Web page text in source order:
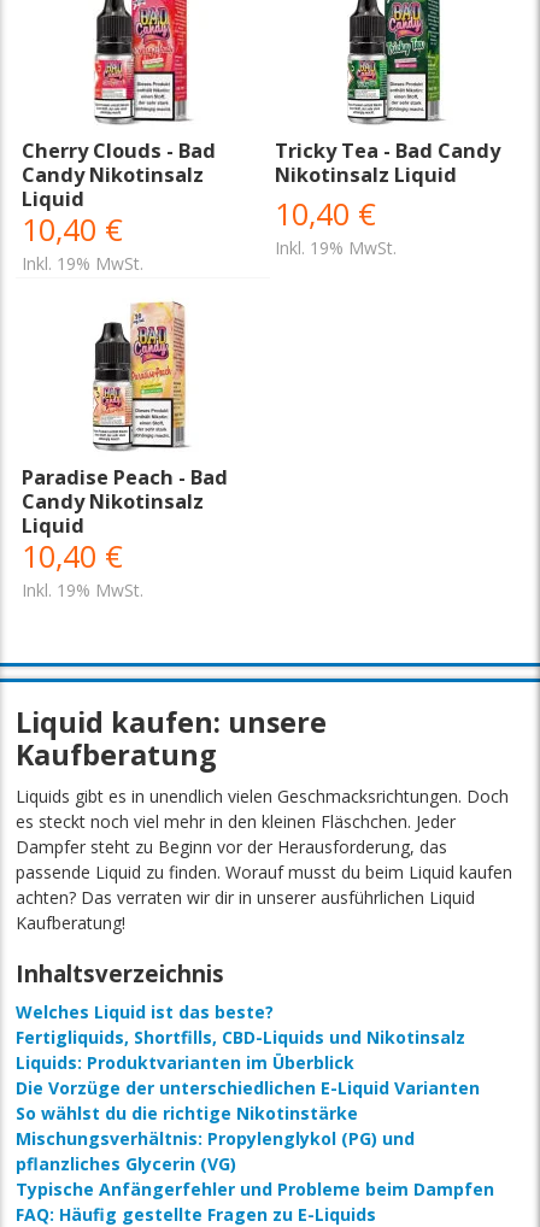
Cherry Clouds - Bad
Candy Nikotinsalz
Liquid
10,40 €
Inkl. 19% MwSt.
Tricky Tea - Bad Candy
Nikotinsalz Liquid
10,40 €
Inkl. 19% MwSt.
Paradise Peach - Bad
Candy Nikotinsalz
Liquid
10,40 €
Inkl. 19% MwSt.
Liquid kaufen: unsere
Kaufberatung
Liquids gibt es in unendlich vielen Geschmacksrichtungen. Doch
es steckt noch viel mehr in den kleinen Fläschchen. Jeder
Dampfer steht zu Beginn vor der Herausforderung, das
passende Liquid zu finden. Worauf musst du beim Liquid kaufen
achten? Das verraten wir dir in unserer ausführlichen Liquid
Kaufberatung!
Inhaltsverzeichnis
Welches Liquid ist das beste?
Fertigliquids, Shortfills, CBD-Liquids und Nikotinsalz
Liquids: Produktvarianten im Überblick
Die Vorzüge der unterschiedlichen E-Liquid Varianten
So wählst du die richtige Nikotinstärke
Mischungsverhältnis: Propylenglykol (PG) und
pflanzliches Glycerin (VG)
Typische Anfängerfehler und Probleme beim Dampfen
FAQ: Häufig gestellte Fragen zu E-Liquids